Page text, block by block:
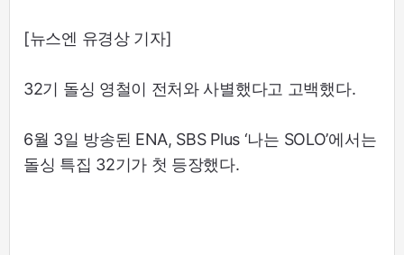
[뉴스엔 유경상 기자]
32기 돌싱 영철이 전처와 사별했다고 고백했다.
6월 3일 방송된 ENA, SBS Plus ‘나는 SOLO’에서는
돌싱 특집 32기가 첫 등장했다.